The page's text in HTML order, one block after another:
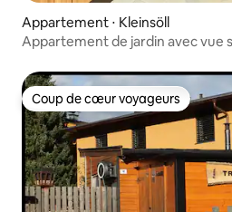
Appartement ⋅ Kleinsöll
Appartement de jardin avec vue
Coup de cœur voyageurs
Coup de cœur voyageurs